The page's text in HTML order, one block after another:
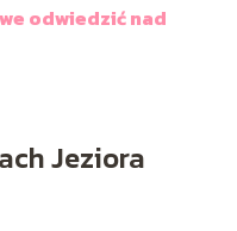
odwiedzić nad
Jeziora